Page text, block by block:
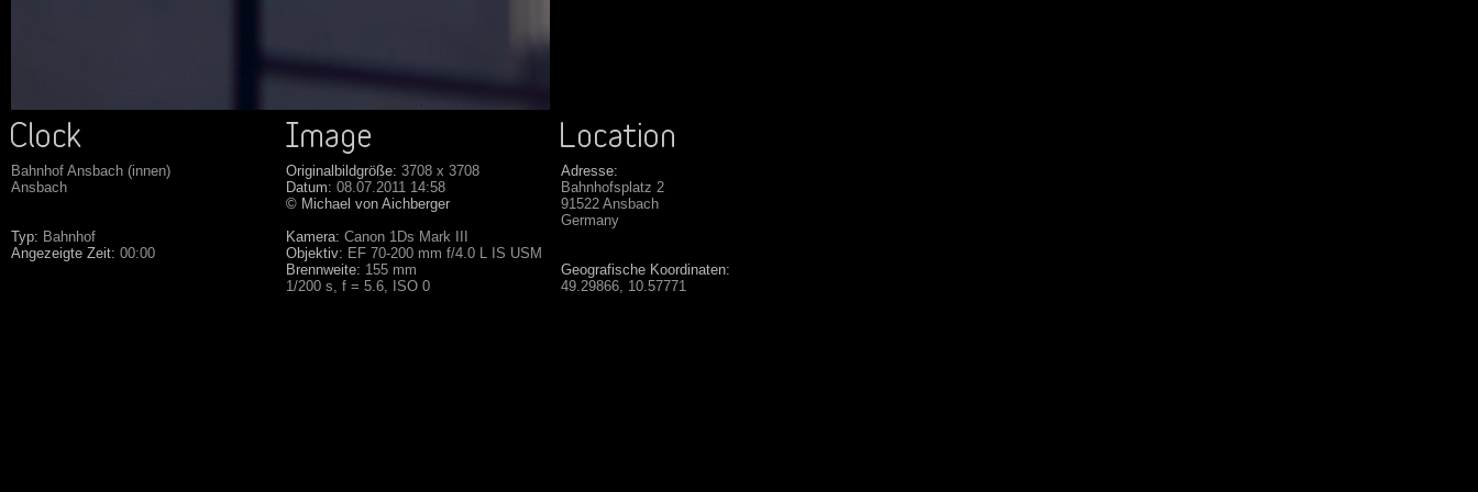
Bahnhof Ansbach (innen)
Ansbach
Typ: Bahnhof
Angezeigte Zeit: 00:00
Originalbildgröße: 3708 x 3708
Datum: 08.07.2011 14:58
© Michael von Aichberger
Kamera: Canon 1Ds Mark III
Objektiv: EF 70-200 mm f/4.0 L IS USM
Brennweite: 155 mm
1/200 s, f = 5.6, ISO 0
Adresse:
Bahnhofsplatz 2
91522 Ansbach
Germany
Geografische Koordinaten:
49.29866, 10.57771